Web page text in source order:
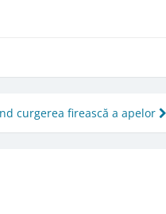
curgerea firească a apelor